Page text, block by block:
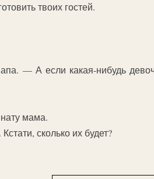
твоих гостей.
— А если какая-нибудь
мама.
сколько их будет?